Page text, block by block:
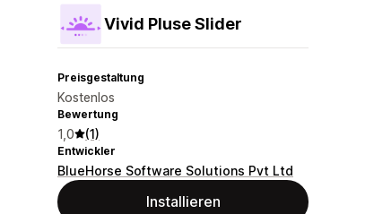
Vivid Pluse Slider
Preisgestaltung
Kostenlos
Bewertung
1,0 (1)
Entwickler
BlueHorse Software Solutions Pvt Ltd
Installieren